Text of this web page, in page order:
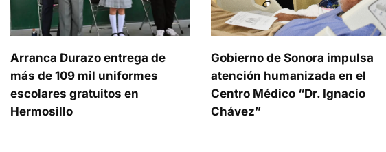
Arranca Durazo entrega de
más de 109 mil uniformes
escolares gratuitos en
Hermosillo
Gobierno de Sonora impulsa
atención humanizada en el
Centro Médico “Dr. Ignacio
Chávez”